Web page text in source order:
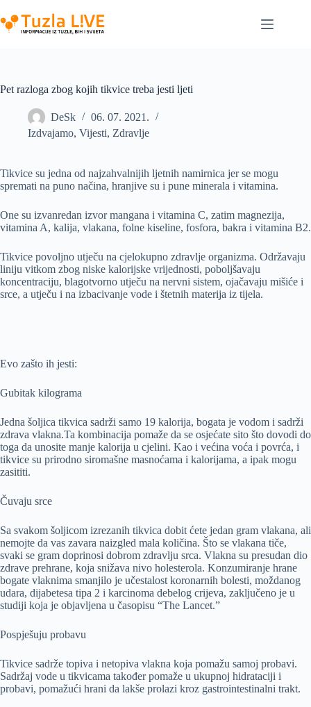
to
content
Pet razloga zbog kojih tikvice treba jesti ljeti
DeSk
06. 07. 2021.
Izdvajamo, Vijesti, Zdravlje
Tikvice su jedna od najzahvalnijih ljetnih namirnica jer se mogu
spremati na puno načina, hranjive su i pune minerala i vitamina.
One su izvanredan izvor mangana i vitamina C, zatim magnezija,
vitamina A, kalija, vlakana, folne kiseline, fosfora, bakra i vitamina B2.
Tikvice povoljno utječu na cjelokupno zdravlje organizma. Održavaju
liniju vitkom zbog niske kalorijske vrijednosti, poboljšavaju
koncentraciju, blagotvorno utječu na nervni sistem, ojačavaju mišiće i
srce, a utječu i na izbacivanje vode i štetnih materija iz tijela.
Evo zašto ih jesti:
Gubitak kilograma
Jedna šoljica tikvica sadrži samo 19 kalorija, bogata je vodom i sadrži
zdrava vlakna.Ta kombinacija pomaže da se osjećate sito što dovodi do
toga da unosite manje kalorija u cjelini. Kao i većina voća i povrća, i
tikvice su prirodno siromašne masnoćama i kalorijama, a ipak mogu
zasititi.
Čuvaju srce
Sa svakom šoljicom izrezanih tikvica dobit ćete jedan gram vlakana, ali
nemojte da vas zavara naizgled mala količina. Što se vlakana tiče,
svaki se gram doprinosi dobrom zdravlju srca. Vlakna su presudan dio
zdrave prehrane, koja snižava nivo holesterola. Konzumiranje hrane
bogate vlaknima smanjilo je učestalost koronarnih bolesti, moždanog
udara, dijabetesa tipa 2 i karcinoma debelog crijeva, zaključeno je u
studiji koja je objavljena u časopisu “The Lancet.”
Pospješuju probavu
Tikvice sadrže topiva i netopiva vlakna koja pomažu samoj probavi.
Sadržaj vode u tikvicama također pomaže u ukupnoj hidrataciji i
probavi, pomažući hrani da lakše prolazi kroz gastrointestinalni trakt.